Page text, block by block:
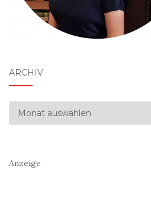
ARCHIV
Archiv
Anzeige